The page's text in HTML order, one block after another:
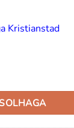
Kristianstad